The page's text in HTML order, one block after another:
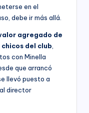
en el
debe ir más allá.
agregado de
del club
con Minella
que arrancó
llevó puesto a
director